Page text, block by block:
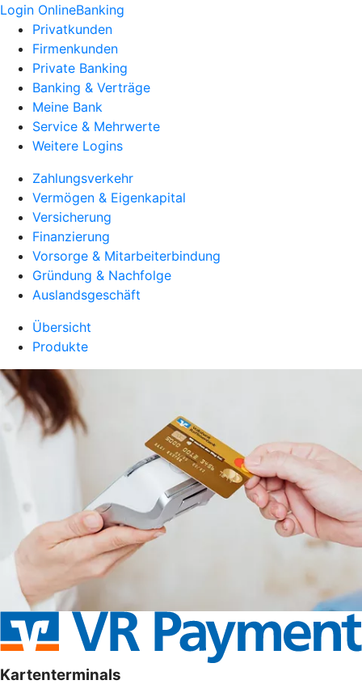
Login OnlineBanking
Privatkunden
Firmenkunden
Private Banking
Banking & Verträge
Meine Bank
Service & Mehrwerte
Weitere Logins
Zahlungsverkehr
Vermögen & Eigenkapital
Versicherung
Finanzierung
Vorsorge & Mitarbeiterbindung
Gründung & Nachfolge
Auslandsgeschäft
Übersicht
Produkte
Kartenterminals